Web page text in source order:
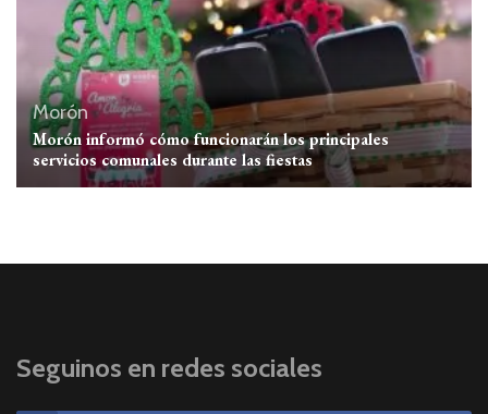
Morón
Morón informó cómo funcionarán los principales
servicios comunales durante las fiestas
Seguinos en redes sociales